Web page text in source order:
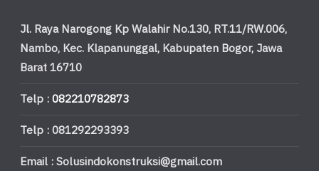
Jl. Raya Narogong Kp Walahir No.130, RT.11/RW.006,
Nambo, Kec. Klapanunggal, Kabupaten Bogor, Jawa
Barat 16710
Telp :082210782873
Telp : 081292293393
Email : Solusindokonstruksi@gmail.com